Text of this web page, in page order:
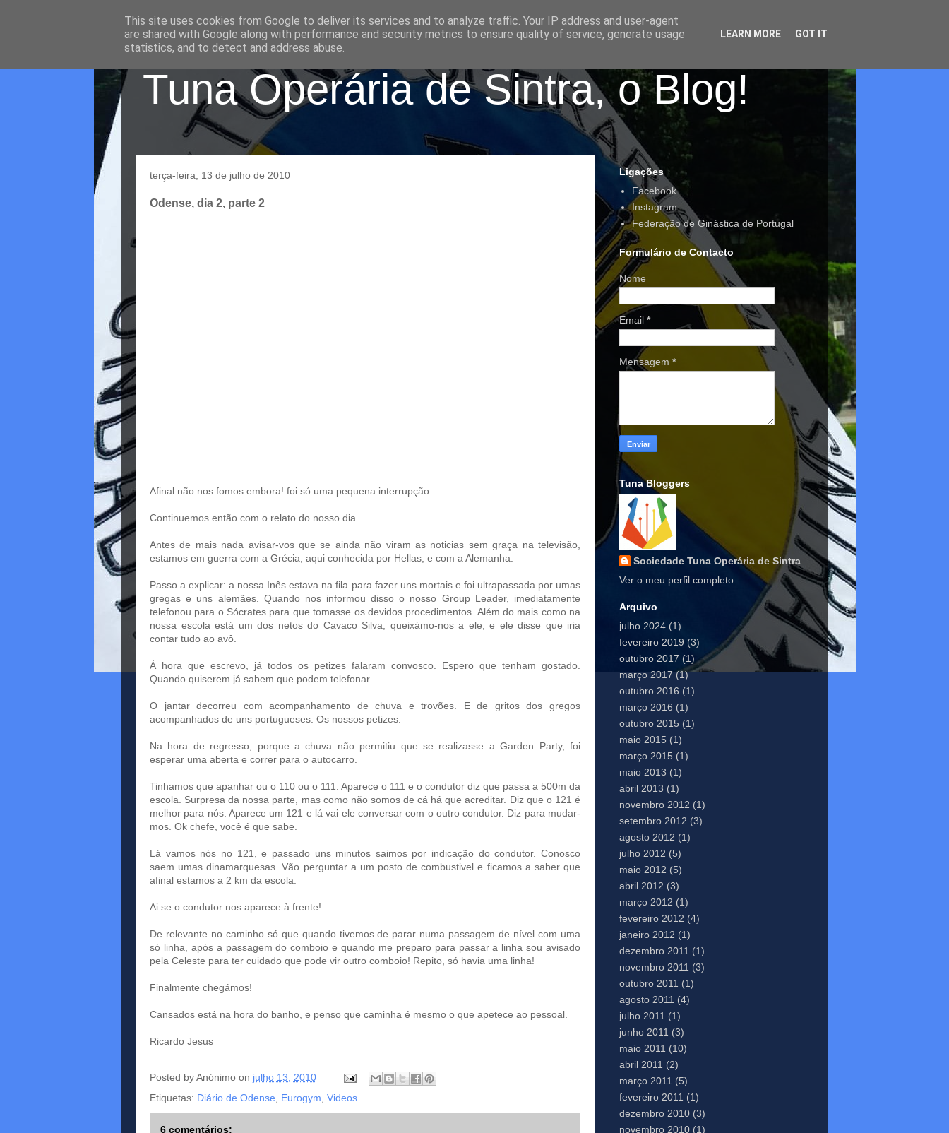
Tuna Operária de Sintra, o Blog!
terça-feira, 13 de julho de 2010
Odense, dia 2, parte 2
Afinal não nos fomos embora! foi só uma pequena interrupção.
Continuemos então com o relato do nosso dia.
Antes de mais nada avisar-vos que se ainda não viram as noticias sem graça na televisão,
estamos em guerra com a Grécia, aqui conhecida por Hellas, e com a Alemanha.
Passo a explicar: a nossa Inês estava na fila para fazer uns mortais e foi ultrapassada por umas
gregas e uns alemães. Quando nos informou disso o nosso Group Leader, imediatamente
telefonou para o Sócrates para que tomasse os devidos procedimentos. Além do mais como na
nossa escola está um dos netos do Cavaco Silva, queixámo-nos a ele, e ele disse que iria
contar tudo ao avô.
À hora que escrevo, já todos os petizes falaram convosco. Espero que tenham gostado.
Quando quiserem já sabem que podem telefonar.
O jantar decorreu com acompanhamento de chuva e trovões. E de gritos dos gregos
acompanhados de uns portugueses. Os nossos petizes.
Na hora de regresso, porque a chuva não permitiu que se realizasse a Garden Party, foi
esperar uma aberta e correr para o autocarro.
Tinhamos que apanhar ou o 110 ou o 111. Aparece o 111 e o condutor diz que passa a 500m da
escola. Surpresa da nossa parte, mas como não somos de cá há que acreditar. Diz que o 121 é
melhor para nós. Aparece um 121 e lá vai ele conversar com o outro condutor. Diz para mudar-
mos. Ok chefe, você é que sabe.
Lá vamos nós no 121, e passado uns minutos saimos por indicação do condutor. Conosco
saem umas dinamarquesas. Vão perguntar a um posto de combustivel e ficamos a saber que
afinal estamos a 2 km da escola.
Ai se o condutor nos aparece à frente!
De relevante no caminho só que quando tivemos de parar numa passagem de nível com uma
só linha, após a passagem do comboio e quando me preparo para passar a linha sou avisado
pela Celeste para ter cuidado que pode vir outro comboio! Repito, só havia uma linha!
Finalmente chegámos!
Cansados está na hora do banho, e penso que caminha é mesmo o que apetece ao pessoal.
Ricardo Jesus
Posted byAnónimo on julho 13, 2010
Etiquetas: Diário de Odense Eurogym Videos
6 comentários:
Ligações
Facebook
Instagram
Federação de Ginástica de Portugal
Formulário de Contacto
Nome
Email *
Mensagem *
Tuna Bloggers
Sociedade Tuna Operária de Sintra
Ver o meu perfil completo
Arquivo
julho 2024 (1)
fevereiro 2019 (3)
outubro 2017 (1)
março 2017 (1)
outubro 2016 (1)
março 2016 (1)
outubro 2015 (1)
maio 2015 (1)
março 2015 (1)
maio 2013 (1)
abril 2013 (1)
novembro 2012 (1)
setembro 2012 (3)
agosto 2012 (1)
julho 2012 (5)
maio 2012 (5)
abril 2012 (3)
março 2012 (1)
fevereiro 2012 (4)
janeiro 2012 (1)
dezembro 2011 (1)
novembro 2011 (3)
outubro 2011 (1)
agosto 2011 (4)
julho 2011 (1)
junho 2011 (3)
maio 2011 (10)
abril 2011 (2)
março 2011 (5)
fevereiro 2011 (1)
dezembro 2010 (3)
novembro 2010 (1)
This site uses cookies from Google to deliver its services and to analyze traffic. Your IP address and user-agent
are shared with Google along with performance and security metrics to ensure quality of service, generate usage
statistics, and to detect and address abuse.
LEARN MORE GOT IT